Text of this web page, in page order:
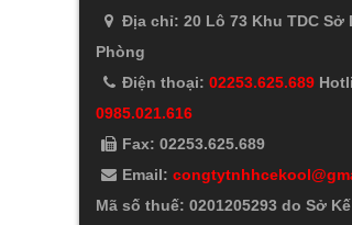
Địa chỉ: 20 Lô 73 Khu TDC Sở
Phòng
Điện thoại: 02253.625.689
0985.021.616
Fax: 02253.625.689
Email:
Mã số thuế: 0201205293 do Sở